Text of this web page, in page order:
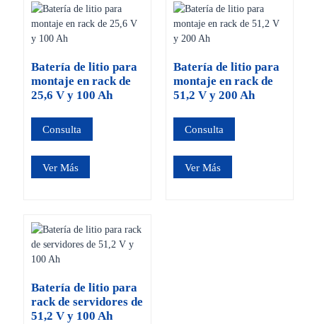
Batería de litio para
montaje en rack de
25,6 V y 100 Ah
Consulta
Ver Más
Batería de litio para
montaje en rack de
51,2 V y 200 Ah
Consulta
Ver Más
Batería de litio para
rack de servidores de
51,2 V y 100 Ah